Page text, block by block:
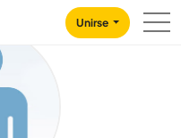
Unirse